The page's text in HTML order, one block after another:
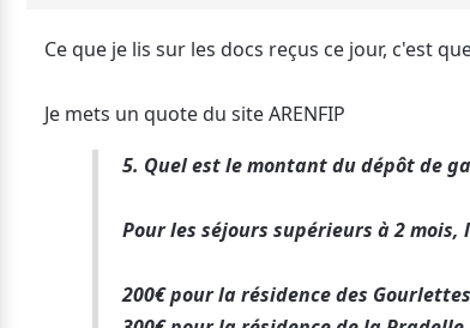
Ce que je lis sur les docs reçus ce jour, c'est
Je mets un quote du site ARENFIP
5. Quel est le montant du dépôt de
Pour les séjours supérieurs à 2 mois,
200€ pour la résidence des